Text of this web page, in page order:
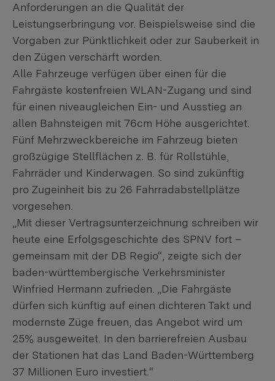
Anforderungen an die Qualität der
Leistungserbringung vor. Beispielsweise sind die
Vorgaben zur Pünktlichkeit oder zur Sauberkeit in
den Zügen verschärft worden.
Alle Fahrzeuge verfügen über einen für die
Fahrgäste kostenfreien WLAN-Zugang und sind
für einen niveaugleichen Ein- und Ausstieg an
allen Bahnsteigen mit 76cm Höhe ausgerichtet.
Fünf Mehrzweckbereiche im Fahrzeug bieten
großzügige Stellflächen z. B. für Rollstühle,
Fahrräder und Kinderwagen. So sind zukünftig
pro Zugeinheit bis zu 26 Fahrradabstellplätze
vorgesehen.
„Mit dieser Vertragsunterzeichnung schreiben wir
heute eine Erfolgsgeschichte des SPNV fort –
gemeinsam mit der DB Regio“, zeigte sich der
baden-württembergische Verkehrsminister
Winfried Hermann zufrieden. „Die Fahrgäste
dürfen sich künftig auf einen dichteren Takt und
modernste Züge freuen, das Angebot wird um
25% ausgeweitet. In den barrierefreien Ausbau
der Stationen hat das Land Baden-Württemberg
37 Millionen Euro investiert.“